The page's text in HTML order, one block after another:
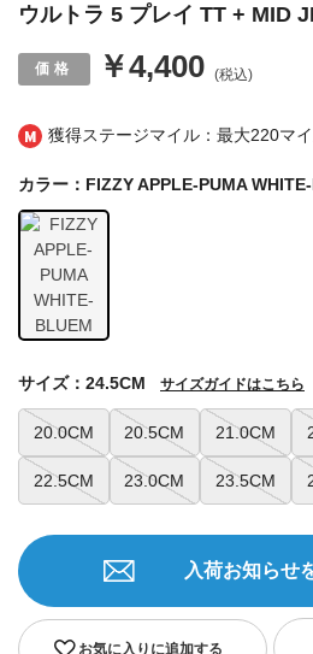
獲得ステージマイル：最大220マ
ウルトラ 5 プレイ TT + MID
￥4,400 (税込)
カラー：FIZZY APPLE-PUMA
20.0CM 20.5CM 21.0CM
22.5CM 23.0CM 23.5CM
サイズ：24.5CM サイズガイドはこちら
お気に入りに追加する
入荷お知らせ